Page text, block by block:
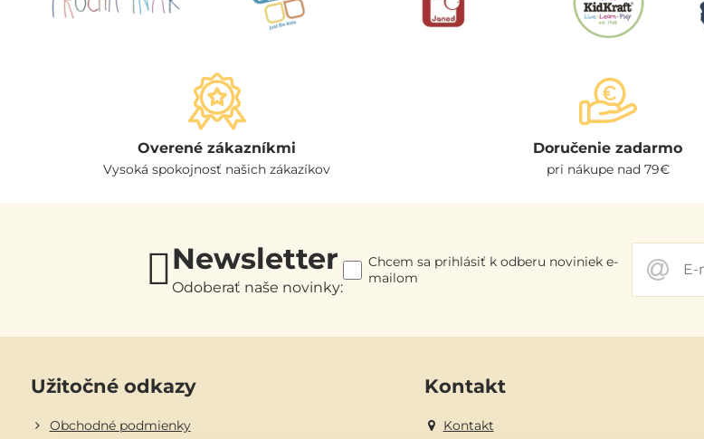
Overené zákazníkmi
Vysoká spokojnosť našich zákazíkov
Doručenie zadarmo
pri nákupe nad 79€
Newsletter
Odoberať naše novinky:
Chcem sa prihlásiť k odberu noviniek e-
mailom
Užitočné odkazy
Obchodné podmienky
Kontakt
Kontakt